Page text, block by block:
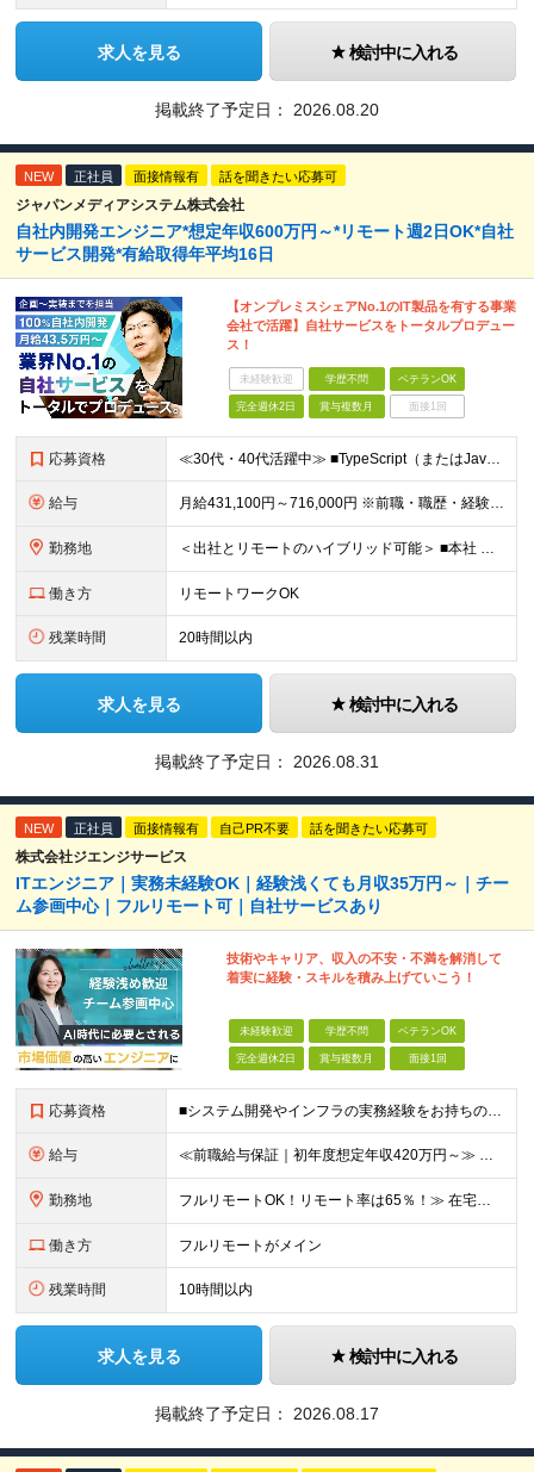
求人を見る 検討中に入れる
掲載終了予定日： 2026.08.20
NEW 正社員 面接情報有 話を聞きたい応募可
ジャパンメディアシステム株式会社
自社内開発エンジニア*想定年収600万円～*リモート週2日OK*自社
サービス開発*有給取得年平均16日
【オンプレミスシェアNo.1のIT製品を有する事業
会社で活躍】自社サービスをトータルプロデュー
ス！
未経験歓迎 学歴不問 ベテランOK
完全週休2日 賞与複数月 面接1回
応募資格 ≪30代・40代活躍中≫ ■TypeScript（またはJavaScript）、PHP、Java、C/C++ のいずれかを使用した開発の実務経験がある方 ■学歴不問
給与 月給431,100円～716,000円 ※前職・職歴・経験・能力を考慮の上、優遇します ※上記給与には月30時間分の固定残業代（81,000円～134,000円）を含みます 超過分は別途支給します
勤務地 ＜出社とリモートのハイブリッド可能＞ ■本社 東京都千代田区外神田2-14-10 第2電波ビル2F ■大阪支店 大阪府大阪市淀川区西中島5-14-22 リクルート新大阪ビル5F ※（変更の範囲）会社の
働き方 リモートワークOK
残業時間 20時間以内
求人を見る 検討中に入れる
掲載終了予定日： 2026.08.31
NEW 正社員 面接情報有 自己PR不要 話を聞きたい応募可
株式会社ジエンジサービス
ITエンジニア｜実務未経験OK｜経験浅くても月収35万円～｜チー
ム参画中心｜フルリモート可｜自社サービスあり
技術やキャリア、収入の不安・不満を解消して
着実に経験・スキルを積み上げていこう！
未経験歓迎 学歴不問 ベテランOK
完全週休2日 賞与複数月 面接1回
応募資格 ■システム開発やインフラの実務経験をお持ちの方（言語・工程・年数不問） ■学歴不問 ┗システムサポートや運用保守・テスターなど幅広い経験の方も歓迎します！ ┗独学や実務未経験者といった方からの応募も歓
給与 ≪前職給与保証｜初年度想定年収420万円～≫ 月給35万円以上＋決算賞与＋交通費 ※スキル・経験を考慮の上、優遇します ※上記月給には固定残業代月20時間分(4万5000円以上)を含みます。超過し
勤務地 フルリモートOK！リモート率は65％！≫ 在宅勤務または東京・神奈川・埼玉・千葉のお客様先での勤務 ■本社 東京都港区芝2-22-15 STKビル 1F (変更の範囲)上記を除く当社関連勤務地
働き方 フルリモートがメイン
残業時間 10時間以内
求人を見る 検討中に入れる
掲載終了予定日： 2026.08.17